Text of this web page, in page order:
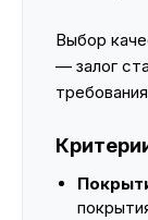
Выбор
— залог